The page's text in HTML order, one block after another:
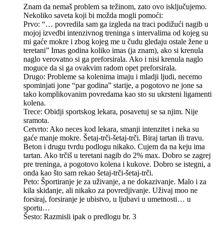
Znam da nemaš problem sa težinom, zato ovo isključujemo.
Nekoliko saveta koji bi možda mogli pomoći:
Prvo: “… povredila sam ga izgleda na traci podižući nagib u
mojoj izvedbi intenzivnog treninga s intervalima od kojeg su
mi gaće mokre i zbog kojeg me u čudu gledaju ostale žene u
teretani” Imas godina koliko imas (ja znam), ako si krenula
naglo verovatno si ga preforsirala. Ako i nisi krenula naglo
moguce da si ga ovakvim radom opet preforsirala.
Drugo: Probleme sa kolenima imaju i mladji ljudi, necemo
spominjati jone “par godina” starije, a pogotovo ne jone sa
tako komplikovanim povredama kao sto su ukrsteni ligamenti
kolena.
Trece: Obidji sportskog lekara, posavetuj se sa njim. Nije
sramota.
Cetvrto: Ako neces kod lekara, smanji intenzitet i neka su
gaće manje mokre. Šetaj-trči-šetaj-trči. Biraj tartan ili travu.
Beton i drugu tvrdu podlogu nikako. Cujem da na keju ima
tartan. Ako trčiš u teretani nagib do 2% max. Dobro se zagrej
pre treninga, a pogotovo kolena i kukove. Dobro se istegni, a
onda kao što sam rekao šetaj-trči-šetaj-trči.
Peto: Športiranje je za uživanje, a ne dokazivanje. Malo i za
kila skidanje, ali nikako za povredjivanje. Uživaj moo ne
forsiraj, forsiranje je ubistvo, u ljubavi u umetnosti… u
sportu…
Šesto: Razmisli ipak o predlogu br. 3